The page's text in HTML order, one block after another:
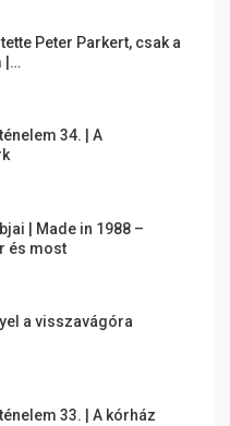
Peter Parkert, csak a
|…
34. | A
| Made in 1988 –
és most
a visszavágóra
33. | A kórház